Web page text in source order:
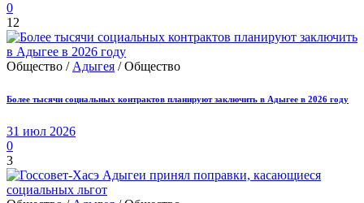
0
12
Общество / Адыгея / Общество
Более тысячи социальных контрактов планируют заключить в Адыгее в 2026 году
31 июл 2026
0
3